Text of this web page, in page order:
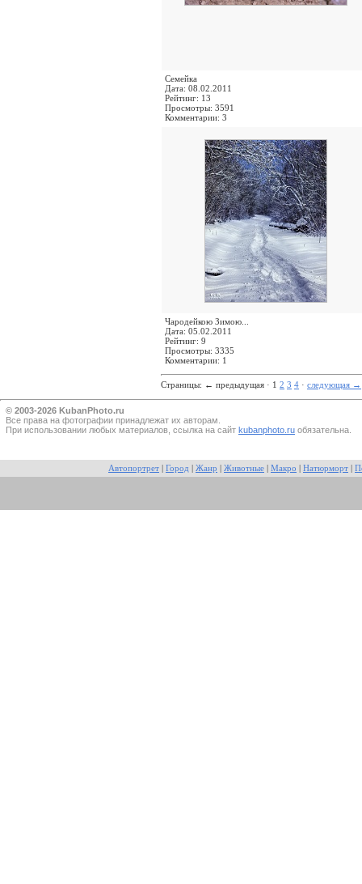
Семейка
Дата: 08.02.2011
Рейтинг: 13
Просмотры: 3591
Комментарии: 3
Чародейкою Зимою...
Дата: 05.02.2011
Рейтинг: 9
Просмотры: 3335
Комментарии: 1
Страницы: ← предыдущая · 1 2 3 4 · следующая →
© 2003-2026 KubanPhoto.ru
Все прaва на фотографии принадлежат их авторам.
При использовании любых материалов, ссылка на сайт kubanphoto.ru обязательна.
Автопортрет Город Жанр Животные Макро Натюрморт